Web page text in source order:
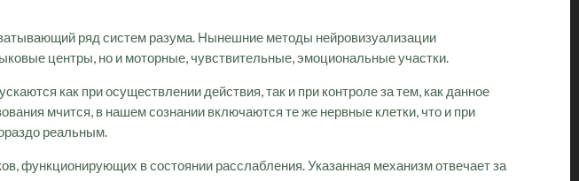
ряд систем разума. Нынешние методы нейровизуализации
центры, но и моторные, чувствительные, эмоциональные участки.
как при осуществлении действия, так и при контроле за тем, как данное
мчится, в нашем сознании включаются те же нервные клетки, что и при
реальным.
функционирующих в состоянии расслабления. Указанная механизм отвечает за